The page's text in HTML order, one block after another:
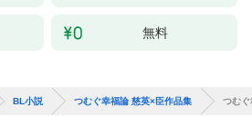
無料
BL小説 つむぐ幸福論 慈英×臣作品集 つむ